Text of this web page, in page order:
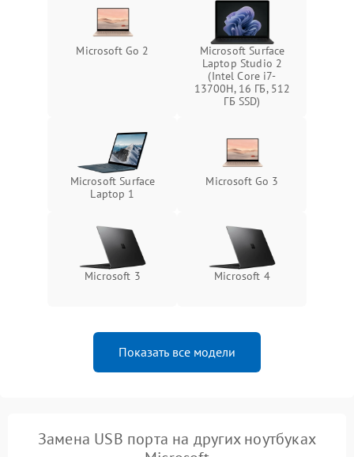
Microsoft Go 2
Microsoft Surface
Laptop Studio 2
(Intel Core i7-
13700H, 16 ГБ, 512
ГБ SSD)
Microsoft Surface
Laptop 1
Microsoft Go 3
Microsoft 3 Microsoft 4
Показать все модели
Замена USB порта на других ноутбуках